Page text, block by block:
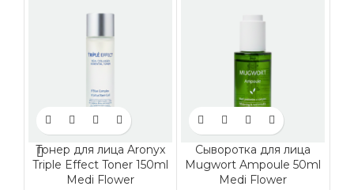
Тонер для лица Aronyx
Triple Effect Toner 150ml
Medi Flower
Сыворотка для лица
Mugwort Ampoule 50ml
Medi Flower